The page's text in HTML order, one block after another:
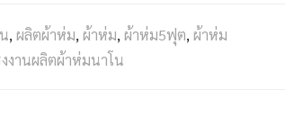
, ผลิตผ้าห่ม, ผ้าห่ม, ผ้าห่ม5ฟุต, ผ้าห่ม
งงานผลิตผ้าห่มนาโน